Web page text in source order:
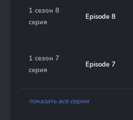
1 сезон 8
серия
Episode 8
1 сезон 7
серия
Episode 7
показать все серии